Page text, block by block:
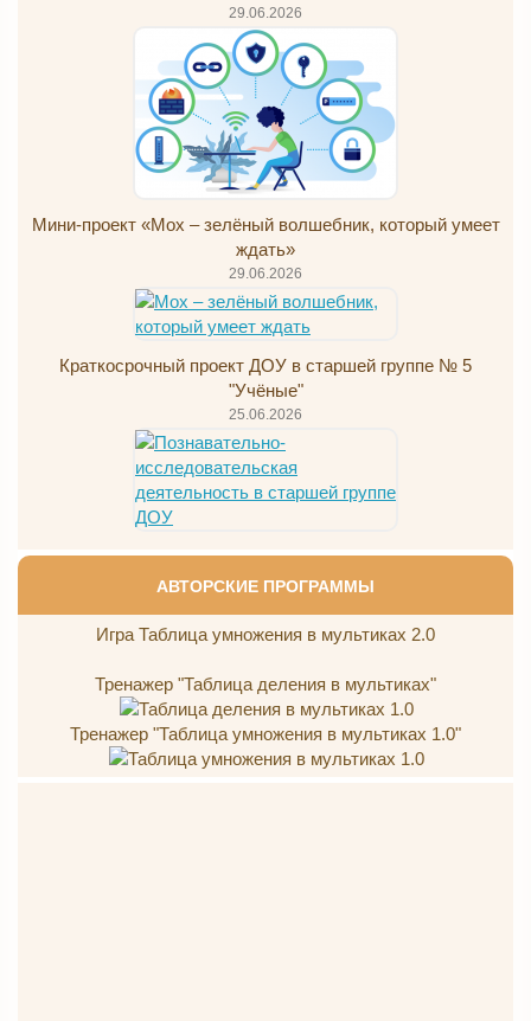
29.06.2026
Мини-проект «Мох – зелёный волшебник, который умеет
ждать»
29.06.2026
Краткосрочный проект ДОУ в старшей группе № 5
"Учёные"
25.06.2026
АВТОРСКИЕ ПРОГРАММЫ
Игра Таблица умножения в мультиках 2.0
Тренажер "Таблица деления в мультиках"
Тренажер "Таблица умножения в мультиках 1.0"